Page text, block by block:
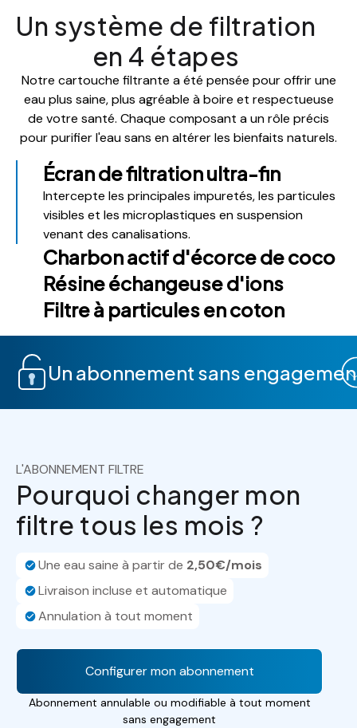
Un système de filtration
en 4 étapes
Notre cartouche filtrante a été pensée pour offrir une
eau plus saine, plus agréable à boire et respectueuse
de votre santé. Chaque composant a un rôle précis
pour purifier l'eau sans en altérer les bienfaits naturels.
Écran de filtration ultra-fin
Intercepte les principales impuretés, les particules
visibles et les microplastiques en suspension
venant des canalisations.
Charbon actif d'écorce de coco
Résine échangeuse d'ions
Filtre à particules en coton
Un abonnement sans
L'ABONNEMENT FILTRE
Pourquoi changer mon
filtre tous les mois ?
Une eau saine à partir de 2,50€/mois
Livraison incluse et automatique
Annulation à tout moment
Configurer mon abonnement
Abonnement annulable ou modifiable à tout moment
sans engagement